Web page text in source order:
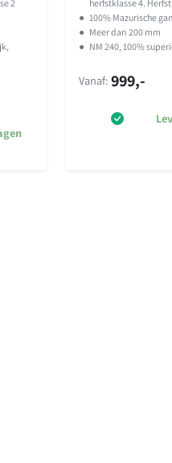
2
waardering
herfstklasse 4.
● 100% Mazurische
● Meer dan 200 mm
● NM 240, 100%
Vanaf:999,-